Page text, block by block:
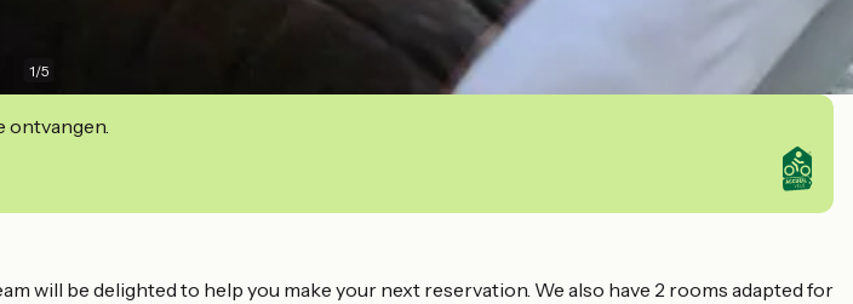
1/5
ontvangen.
will be delighted to help you make your next reservation. We also have 2 rooms adapted for